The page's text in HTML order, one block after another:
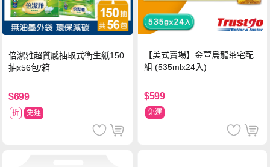
倍潔雅超質感抽取式衛生紙150
抽x56包/箱
$699
折 免運
【美式賣場】金萱烏龍茶宅配
組 (535mlx24入)
$599
免運